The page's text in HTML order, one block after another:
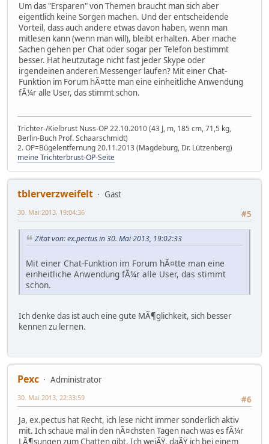
Um das "Ersparen" von Themen braucht man sich aber
eigentlich keine Sorgen machen. Und der entscheidende
Vorteil, dass auch andere etwas davon haben, wenn man
mitlesen kann (wenn man will), bleibt erhalten. Aber mache
Sachen gehen per Chat oder sogar per Telefon bestimmt
besser. Hat heutzutage nicht fast jeder Skype oder
irgendeinen anderen Messenger laufen? Mit einer Chat-
Funktion im Forum hÃ¤tte man eine einheitliche Anwendung
fÃ¼r alle User, das stimmt schon.
Trichter-/Kielbrust Nuss-OP 22.10.2010 (43 J, m, 185 cm, 71,5 kg,
Berlin-Buch Prof. Schaarschmidt)
2. OP=Bügelentfernung 20.11.2013 (Magdeburg, Dr. Lützenberg)
meine Trichterbrust-OP-Seite
tblerverzweifelt
Gast
#5
30. Mai 2013, 19:04:36
Zitat von: ex.pectus in 30. Mai 2013, 19:02:33
Mit einer Chat-Funktion im Forum hÃ¤tte man eine
einheitliche Anwendung fÃ¼r alle User, das stimmt
schon.
Ich denke das ist auch eine gute MÃ¶glichkeit, sich besser
kennen zu lernen.
Pexc
Administrator
#6
30. Mai 2013, 22:33:59
Ja, ex.pectus hat Recht, ich lese nicht immer sonderlich aktiv
mit. Ich schaue mal in den nÃ¤chsten Tagen nach was es fÃ¼r
LÃ¶sungen zum Chatten gibt. Ich weiÃŸ, daÃŸ ich bei einem